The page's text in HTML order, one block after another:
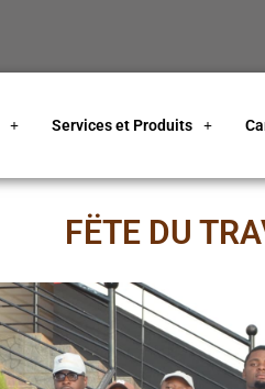
Services et Produits
FËTE DU